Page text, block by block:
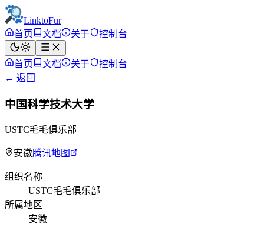
LinktoFur
首页
文档 关于 控制台
首页 文档 关于
控制台
← 返回
中国科学技术大学
USTC毛毛俱乐部
安徽腾讯地图
组织名称
USTC毛毛俱乐部
所属地区
安徽